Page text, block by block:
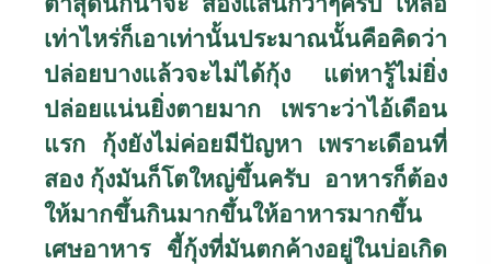
เท่าไหร่ก็เอาเท่านั้นประมาณนั้นคือคิดว่า
ปล่อยบางแล้วจะไม่ได้กุ้ง แต่หารู้ไม่ยิ่ง
ปล่อยแน่นยิ่งตายมาก เพราะว่าไอ้เดือน
แรก กุ้งยังไม่ค่อยมีปัญหา เพราะเดือนที่
สอง กุ้งมันก็โตใหญ่ขึ้นครับ อาหารก็ต้อง
ให้มากขึ้นกินมากขึ้นให้อาหารมากขึ้น
เศษอาหาร ขี้กุ้งที่มันตกค้างอยู่ในบ่อเกิด